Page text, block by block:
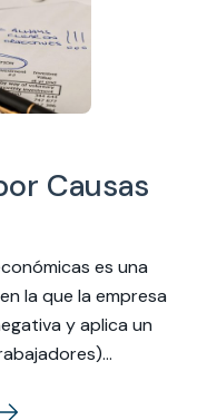
Causas
es una
la que la empresa
y aplica un